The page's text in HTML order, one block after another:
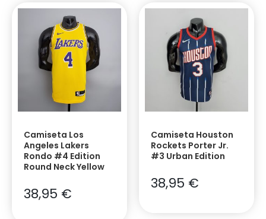
Camiseta Los
Angeles Lakers
Rondo #4 Edition
Round Neck Yellow
38,95 €
Camiseta Houston
Rockets Porter Jr.
#3 Urban Edition
38,95 €